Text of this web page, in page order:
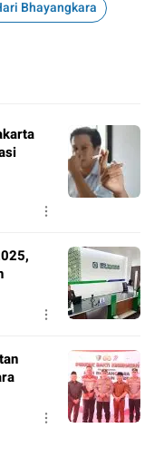
Bhayangkara